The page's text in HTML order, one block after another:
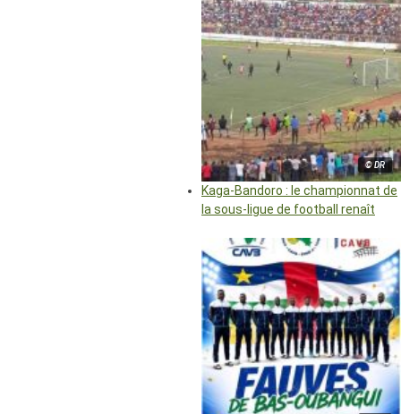
© DR
Kaga-Bandoro : le championnat de
la sous-ligue de football renaît